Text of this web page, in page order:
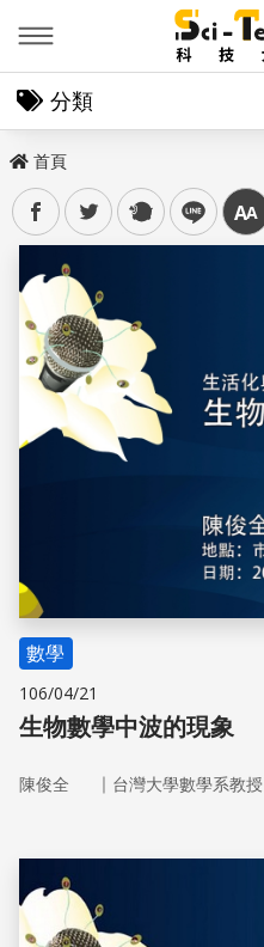
分類
首頁
facebooktwitter plurk line 中
數學
106/04/21
生物數學中波的現象
陳俊全 ｜ 台灣大學數學系教授